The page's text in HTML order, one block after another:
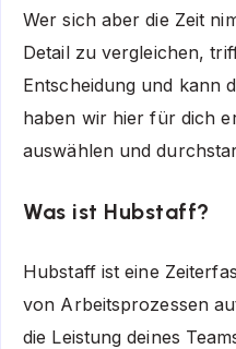
Wer sich aber die Zeit
Detail zu vergleichen,
Entscheidung und kann
haben wir hier für dich
auswählen und
Was ist Hubstaff?
Hubstaff ist eine
von Arbeitsprozessen
die Leistung deines